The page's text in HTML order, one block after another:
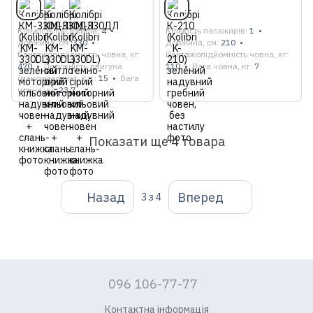
Кількість пасажирів 4
Довжина, см 330
Вантажопідйомність човна, кг
470
Потужність двигуна
(максимальна), к.с. 15
Вага
човна, кг 23.7
Кількість пасажирів 1
Довжина, см 210
Вантажопідйомність човна, кг
110
Вага човна, кг 7
Показати ще 4 товара
Назад 3 з 4 Вперед
096 106-77-77
Контактна інформація